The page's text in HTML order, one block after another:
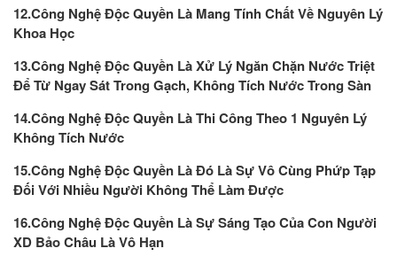
12.Công Nghệ Độc Quyền Là Mang Tính Chất Về Nguyên Lý
Khoa Học
13.Công Nghệ Độc Quyền Là Xử Lý Ngăn Chặn Nước Triệt
Để Từ Ngay Sát Trong Gạch, Không Tích Nước Trong Sàn
14.Công Nghệ Độc Quyền Là Thi Công Theo 1 Nguyên Lý
Không Tích Nước
15.Công Nghệ Độc Quyền Là Đó Là Sự Vô Cùng Phứp Tạp
Đối Với Nhiều Người Không Thể Làm Được
16.Công Nghệ Độc Quyền Là Sự Sáng Tạo Của Con Người
XD Bảo Châu Là Vô Hạn